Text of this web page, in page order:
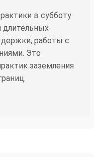
в субботу
работы с
Это
заземления